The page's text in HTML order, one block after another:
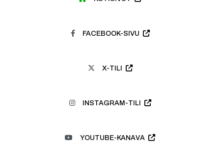
FACEBOOK-SIVU
X-TILI
INSTAGRAM-TILI
YOUTUBE-KANAVA